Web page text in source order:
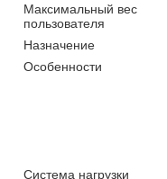
Максимальный вес
пользователя
Назначение
Особенности
Система нагрузки